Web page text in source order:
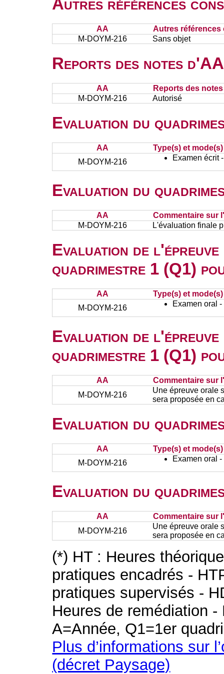
Autres références
AA
Autres références
M-DOYM-216
Sans objet
Reports des notes
AA
Reports des
M-DOYM-216
Autorisé
Evaluation du
AA
Type(s) et
M-DOYM-216
Examen écrit
Evaluation du
AA
Commentaire sur
M-DOYM-216
L'évaluation finale
Evaluation de
quadrimestre 1 (Q1)
AA
Type(s) et
M-DOYM-216
Examen oral
Evaluation de
quadrimestre 1 (Q1)
AA
Commentaire sur
M-DOYM-216
Une épreuve orale
sera proposée en
Evaluation du
AA
Type(s) et
M-DOYM-216
Examen oral
Evaluation du
AA
Commentaire sur
M-DOYM-216
Une épreuve orale
sera proposée en
(*) HT : Heures
pratiques encadrés -
pratiques supervisés -
Heures de remédiation
A=Année, Q1=1er
Plus d’informations sur
(décret Paysage)